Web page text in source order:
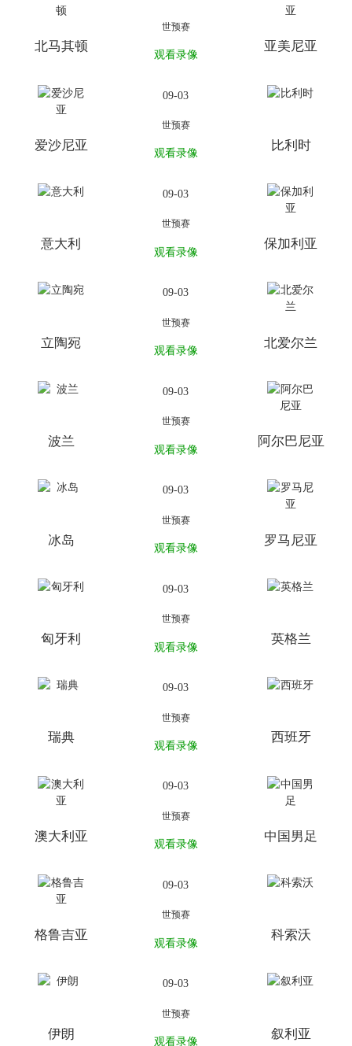
北马其顿
世预赛
观看录像
亚美尼亚
爱沙尼亚
09-03
世预赛
观看录像
比利时
意大利
09-03
世预赛
观看录像
保加利亚
立陶宛
09-03
世预赛
观看录像
北爱尔兰
波兰
09-03
世预赛
观看录像
阿尔巴尼亚
冰岛
09-03
世预赛
观看录像
罗马尼亚
匈牙利
09-03
世预赛
观看录像
英格兰
瑞典
09-03
世预赛
观看录像
西班牙
澳大利亚
09-03
世预赛
观看录像
中国男足
格鲁吉亚
09-03
世预赛
观看录像
科索沃
伊朗
09-03
世预赛
观看录像
叙利亚